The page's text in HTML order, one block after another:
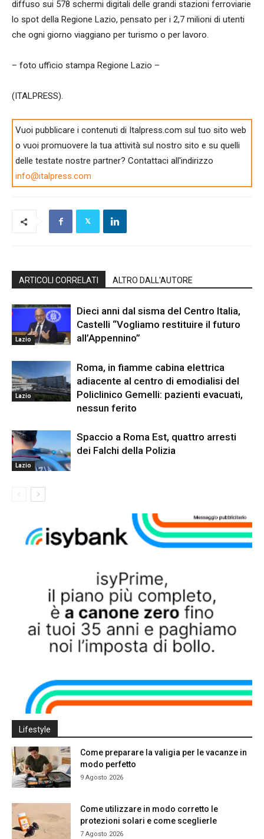
diffuso sui 578 schermi digitali delle grandi stazioni ferroviarie
lo spot della Regione Lazio, pensato per i 2,7 milioni di utenti
che ogni giorno viaggiano per turismo o per lavoro.
– foto ufficio stampa Regione Lazio –
(ITALPRESS).
Vuoi pubblicare i contenuti di Italpress.com sul tuo sito web
o vuoi promuovere la tua attività sul nostro sito e su quelli
delle testate nostre partner? Contattaci all'indirizzo
info@italpress.com
ARTICOLI CORRELATI ALTRO DALL'AUTORE
Lazio
Dieci anni dal sisma del Centro Italia,
Castelli “Vogliamo restituire il futuro
all’Appennino”
Lazio
Roma, in fiamme cabina elettrica
adiacente al centro di emodialisi del
Policlinico Gemelli: pazienti evacuati,
nessun ferito
Lazio
Spaccio a Roma Est, quattro arresti
dei Falchi della Polizia
Lifestyle
Come preparare la valigia per le vacanze in
modo perfetto
9 Agosto 2026
Come utilizzare in modo corretto le
protezioni solari e come sceglierle
7 Agosto 2026